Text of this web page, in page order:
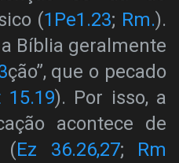
(1Pe1.23; Rm.).
Bíblia geralmente
ção”, que o pecado
15.19). Por isso, a
acontece de
(Ez 36.26,27; Rm